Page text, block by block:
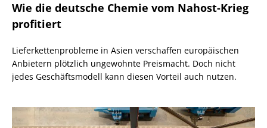
Wie die deutsche Chemie vom Nahost-Krieg
profitiert
Lieferkettenprobleme in Asien verschaffen europäischen
Anbietern plötzlich ungewohnte Preismacht. Doch nicht
jedes Geschäftsmodell kann diesen Vorteil auch nutzen.